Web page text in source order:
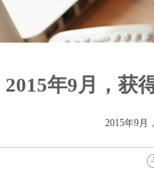
2015年9月，获
2015年9月